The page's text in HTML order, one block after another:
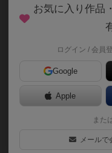
508名 1名 0
自分の練度もさるこ
の練度も必要になると
ひょっとすると過去
ちょっと残念だったか
なるレベルに組めるよ
確かに頭脳系組み立て
お気に入り作品
ログイン / 会員
Google
Apple
また
メールで